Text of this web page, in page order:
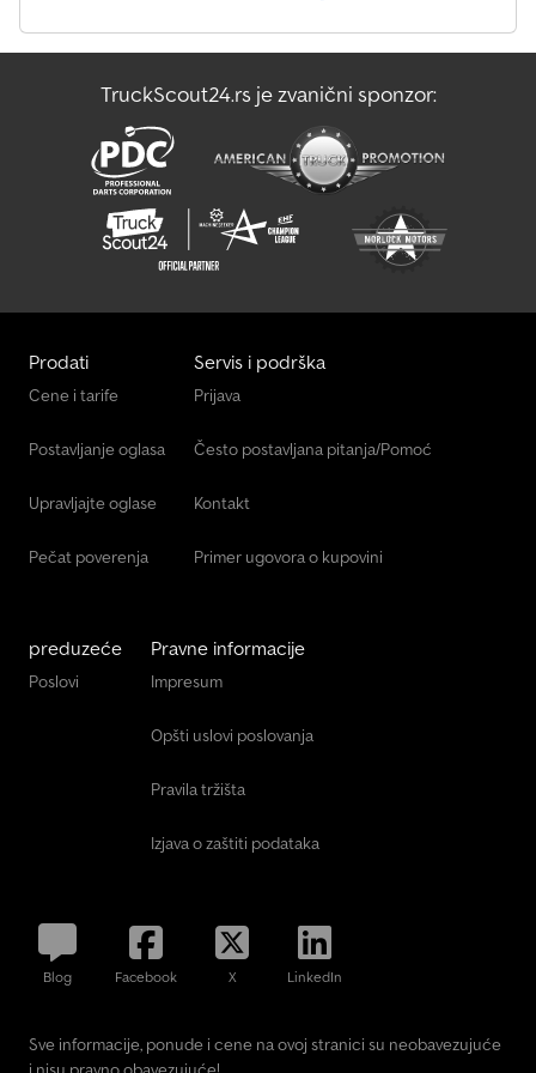
TruckScout24.rs je zvanični sponzor:
Prodati
Cene i tarife
Postavljanje oglasa
Upravljajte oglase
Pečat poverenja
Servis i podrška
Prijava
Često postavljana pitanja/Pomoć
Kontakt
Primer ugovora o kupovini
preduzeće
Poslovi
Pravne informacije
Impresum
Opšti uslovi poslovanja
Pravila tržišta
Izjava o zaštiti podataka
Blog Facebook X LinkedIn
Sve informacije, ponude i cene na ovoj stranici su neobavezujuće